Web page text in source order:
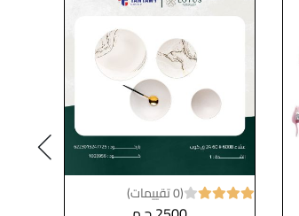
(0 تقييمات)